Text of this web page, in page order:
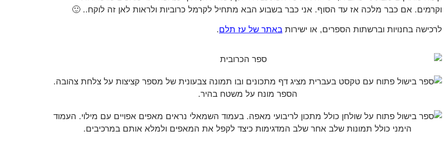
וקרמים. אם כבר מלכה אז עד הסוף. אני כבר בשבוע הבא מתחיל לקרמל כרוביות ולראות לאן זה לוקח.. 🙂
לרכישה בחנויות וברשתות הספרים, או ישירות באתר של עז תלם.